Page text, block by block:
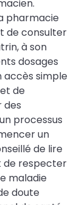
pharmacie
de consulter
à son
dosages
accès simple
de
des
processus
un
de lire
de respecter
maladie
doute